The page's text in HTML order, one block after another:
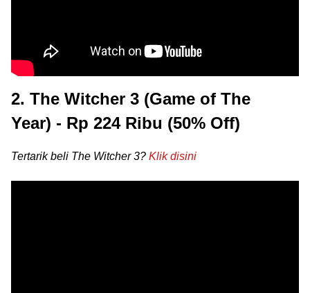
2. The Witcher 3 (Game of The
Year) - Rp 224 Ribu (50% Off)
Tertarik beli The Witcher 3? Klik disini